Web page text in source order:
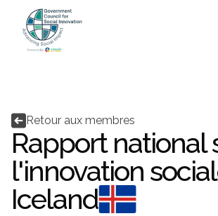
Retour aux membres
Rapport national
l'innovation
Iceland